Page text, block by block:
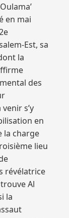
en mai
Est, sa
la
des
s’y
en
la charge
lieu
révélatrice
Al
la